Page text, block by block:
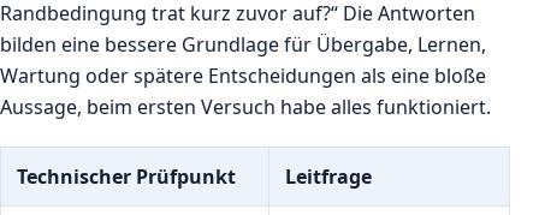
Randbedingung trat kurz zuvor auf?“ Die Antworten
bilden eine bessere Grundlage für Übergabe, Lernen,
Wartung oder spätere Entscheidungen als eine bloße
Aussage, beim ersten Versuch habe alles funktioniert.
Technischer Prüfpunkt Leitfrage